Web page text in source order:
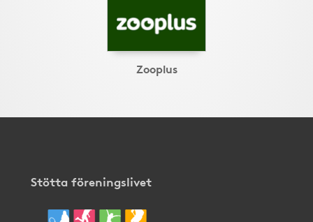
Zooplus
Stötta föreningslivet